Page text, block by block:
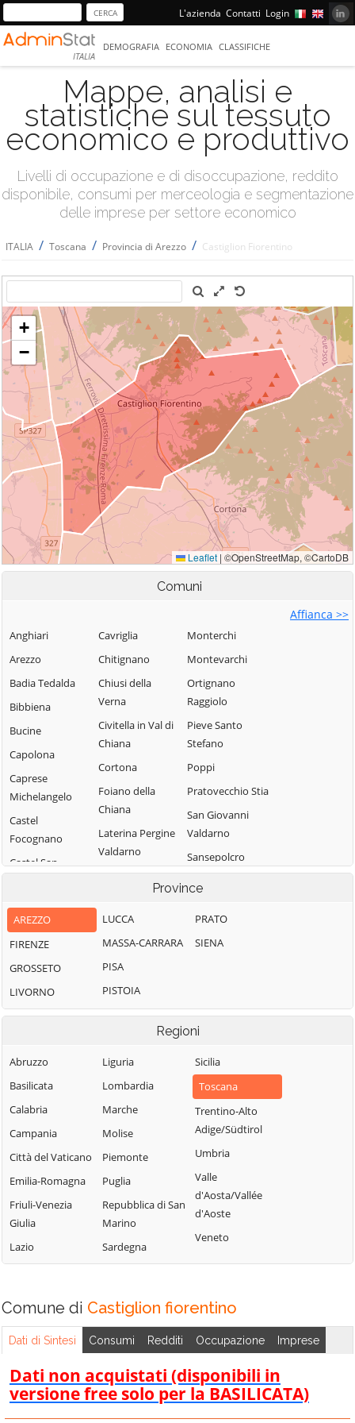
L'azienda Contatti Login
ITALIA
DEMOGRAFIA ECONOMIA CLASSIFICHE
Mappe, analisi e
statistiche sul tessuto
economico e produttivo
Livelli di occupazione e di disoccupazione, reddito
disponibile, consumi per merceologia e segmentazione
delle imprese per settore economico
ITALIA / Toscana / Provincia di Arezzo / Castiglion Fiorentino
Comuni
Affianca >>
Anghiari
Arezzo
Badia Tedalda
Bibbiena
Bucine
Capolona
Caprese
Michelangelo
Castel
Focognano
Castel San
Castelfranco
Piandiscò
Castiglion
Fibocchi
Castiglion
Fiorentino
Cavriglia
Chitignano
Chiusi della
Verna
Civitella in Val di
Chiana
Cortona
Foiano della
Chiana
Laterina Pergine
Valdarno
Loro Ciuffenna
Marciano della
Chiana
Monte San
Montemignaio
Monterchi
Montevarchi
Ortignano
Raggiolo
Pieve Santo
Stefano
Poppi
Pratovecchio Stia
San Giovanni
Valdarno
Sansepolcro
Province
AREZZO
FIRENZE
GROSSETO
LIVORNO
LUCCA
MASSA-CARRARA
PISA
PISTOIA
PRATO
SIENA
Regioni
Abruzzo
Basilicata
Calabria
Campania
Città del Vaticano
Emilia-Romagna
Friuli-Venezia
Giulia
Lazio
Liguria
Lombardia
Marche
Molise
Piemonte
Puglia
Repubblica di San
Marino
Sardegna
Sicilia
Toscana
Trentino-Alto
Adige/Südtirol
Umbria
Valle
d'Aosta/Vallée
d'Aoste
Veneto
Comune di Castiglion fiorentino
Dati di Sintesi Consumi Redditi Occupazione Imprese
Dati non acquistati (disponibili in
versione free solo per la BASILICATA)